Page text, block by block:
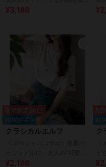
/アウトドア
その他・スポ
中国
う ダブルバックポケットワイ
¥3,188
ゆ
¥200ｸｰﾎﾟﾝ
クラシカルエルフ
い”をプラス。ミニハート刺繍
¥2,198
ク
魅